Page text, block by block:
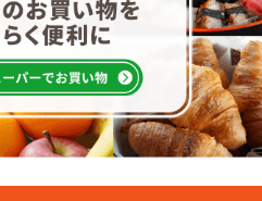
特集 カテゴリー